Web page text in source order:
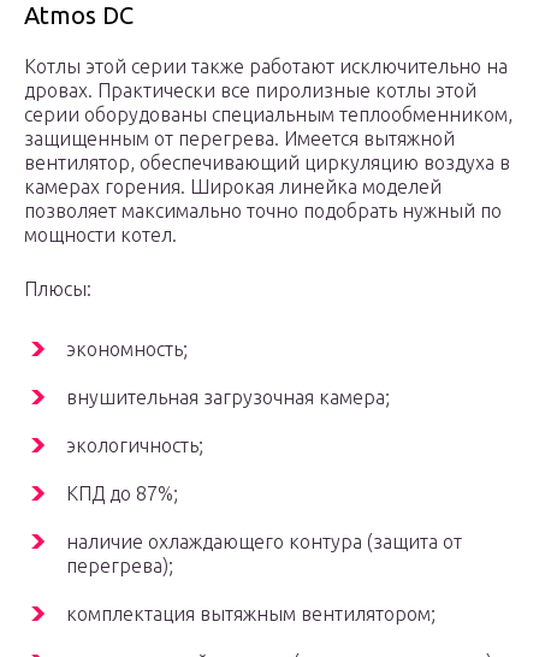
Atmos DC
Котлы этой серии также работают исключительно на
дровах. Практически все пиролизные котлы этой
серии оборудованы специальным теплообменником,
защищенным от перегрева. Имеется вытяжной
вентилятор, обеспечивающий циркуляцию воздуха в
камерах горения. Широкая линейка моделей
позволяет максимально точно подобрать нужный по
мощности котел.
Плюсы:
экономность;
внушительная загрузочная камера;
экологичность;
КПД до 87%;
наличие охлаждающего контура (защита от
перегрева);
комплектация вытяжным вентилятором;